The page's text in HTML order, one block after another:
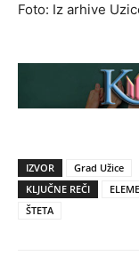
Foto: Iz arhive
IZVOR
Grad Užice
KLJUČNE REČI
ŠTETA